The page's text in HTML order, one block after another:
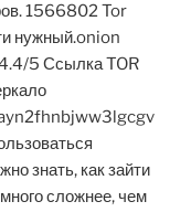
1566802 Tor
нужный.onion
5 Ссылка TOR
знать, как зайти
сложнее, чем